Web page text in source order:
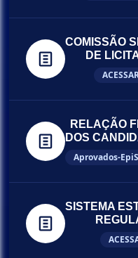
COMISSÃO
DE
RELAÇÃO
DOS
Aprovados-
SISTEMA